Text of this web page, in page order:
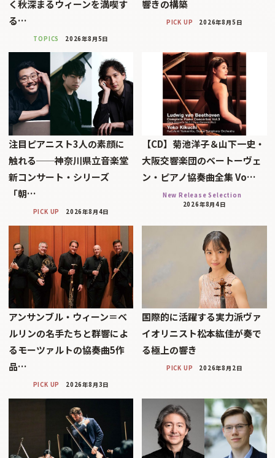
く秋深まるウィーンを満喫す
る…
TOPICS 2026年8月5日
響きの構築
PICK UP 2026年8月5日
注目ピアニスト3人の素顔に
触れる──神奈川県立音楽堂
新コンサート・シリーズ
「朝…
PICK UP 2026年8月4日
【CD】菊池洋子＆山下一史・
大阪交響楽団のベートーヴェ
ン・ピアノ協奏曲全集 Vo…
New Release Selection
2026年8月4日
アンサンブル・ウィーン＝ベ
ルリンの名手たちと群響によ
るモーツァルトの協奏曲5作
品…
PICK UP 2026年8月3日
国際的に活躍する実力派ヴァ
イオリニスト松本紘佳が奏で
る極上の響き
PICK UP 2026年8月2日